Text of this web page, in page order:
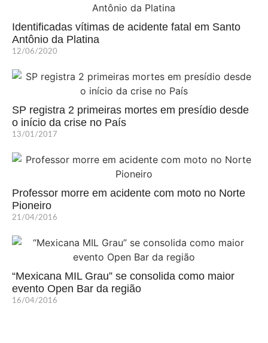
Identificadas vítimas de acidente fatal em Santo
Antônio da Platina
12/06/2020
SP registra 2 primeiras mortes em presídio desde
o início da crise no País
13/01/2017
Professor morre em acidente com moto no Norte
Pioneiro
21/04/2016
“Mexicana MIL Grau” se consolida como maior
evento Open Bar da região
16/04/2016